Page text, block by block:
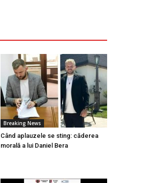
Breaking News
Când aplauzele se sting: căderea
morală a lui Daniel Bera